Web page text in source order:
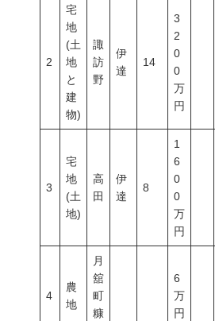
2
宅
地
(土
地
と
建
物)
諏
訪
野
伊
達
14
3
2
0
0
万
円
3
宅
地
(土
地)
高
田
伊
達
8
1
6
0
0
万
円
4
農
地
月
舘
町
糠
6
万
円